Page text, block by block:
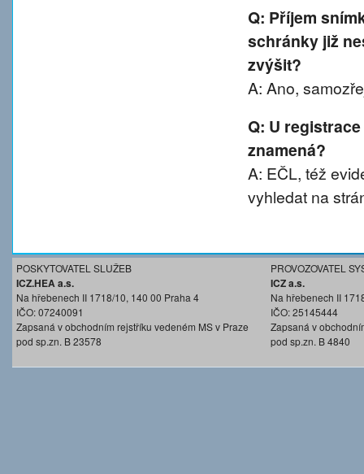
Q: Příjem
schránky již
zvýšit?
A: Ano,
Q: U
znamená?
A: EČL, též
vyhledat na
POSKYTOVATEL SLUŽEB
ICZ.HEA a.s.
Na hřebenech II 1718/10, 140 00 Praha 4
IČO: 07240091
Zapsaná v obchodním rejstříku vedeném MS v Praze
pod sp.zn. B 23578
PROVOZOVATEL
ICZ a.s.
Na hřebenech II
IČO: 25145444
Zapsaná v
pod sp.zn. B 4840